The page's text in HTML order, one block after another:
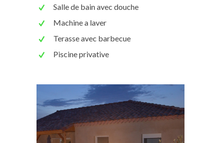
Salle de bain avec douche
Machine a laver
Terasse avec barbecue
Piscine privative